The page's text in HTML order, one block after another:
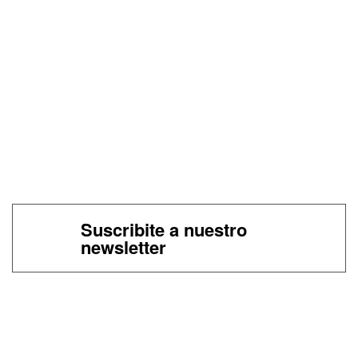
Suscribite a nuestro
newsletter